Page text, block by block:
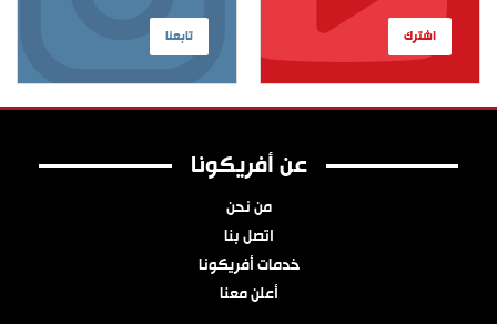
تابعنا اشترك
عن أفريكونا
من نحن
اتصل بنا
خدمات أفريكونا
أعلن معنا